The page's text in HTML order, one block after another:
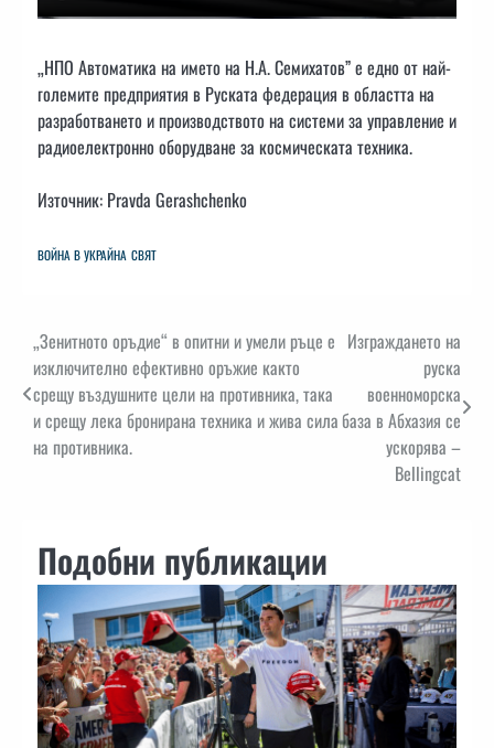
„НПО Автоматика на името на Н.А. Семихатов” е едно от най-
големите предприятия в Руската федерация в областта на
разработването и производството на системи за управление и
радиоелектронно оборудване за космическата техника.
Източник: Pravda Gerashchenko
ВОЙНА В УКРАЙНА СВЯТ
Навигация
„Зенитното оръдие“ в опитни и умели ръце е
изключително ефективно оръжие както
срещу въздушните цели на противника, така
и срещу лека бронирана техника и жива сила
на противника.
Изграждането на
руска
военноморска
база в Абхазия се
ускорява –
Bellingcat
Подобни публикации